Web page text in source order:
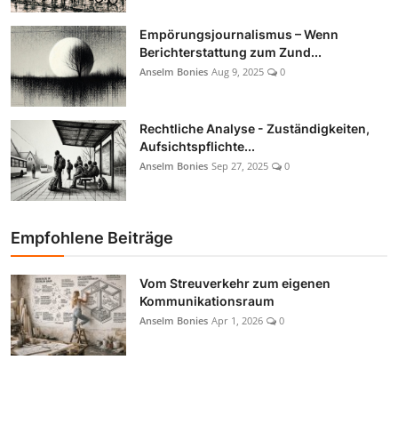
Empörungsjournalismus – Wenn
Berichterstattung zum Zund...
Anselm Bonies Aug 9, 2025 0
Rechtliche Analyse - Zuständigkeiten,
Aufsichtspflichte...
Anselm Bonies Sep 27, 2025 0
Empfohlene Beiträge
Vom Streuverkehr zum eigenen
Kommunikationsraum
Anselm Bonies Apr 1, 2026 0